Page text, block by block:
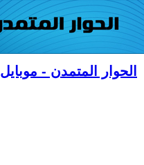
الحوار المتمدن - موبايل